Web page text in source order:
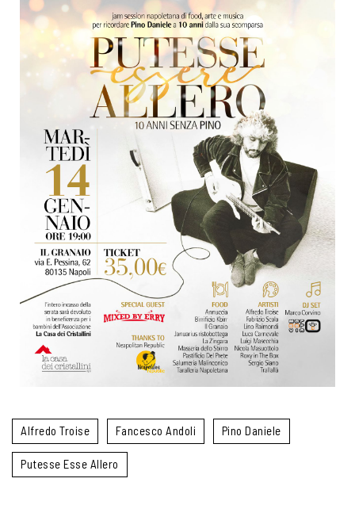
Alfredo Troise Fancesco Andoli Pino Daniele
Putesse Esse Allero